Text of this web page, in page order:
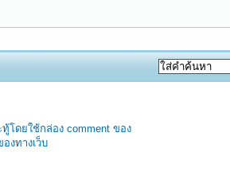
โดยใช้กล่อง comment ของ
งทางเว็บ